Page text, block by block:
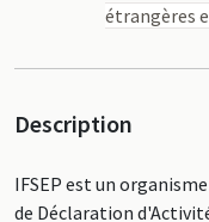
étrangères
Description
IFSEP est un
de Déclaration